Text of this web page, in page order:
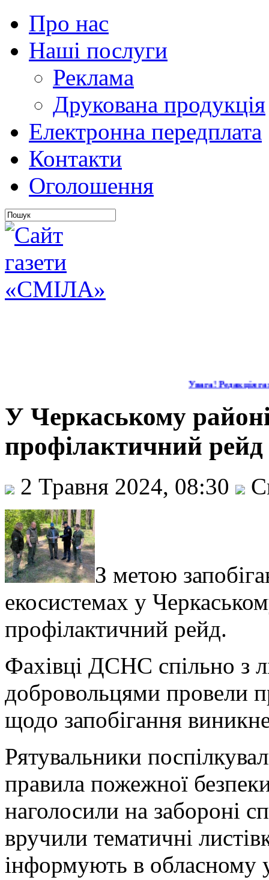
Про нас
Наші послуги
Реклама
Друкована продукція
Електронна передплата
Контакти
Оголошення
Увага! Редакція
У Черкаському
профілактичний рейд
2 Травня 2024, 08:30
З метою
екосистемах у
профілактичний рейд.
Фахівці ДСНС спільно з
добровольцями провели
щодо запобігання
Рятувальники
правила пожежної
наголосили на забороні
вручили тематичні
інформують в обласному